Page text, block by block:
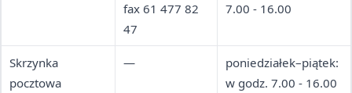
fax 61 477 82
47
7.00 - 16.00
Skrzynka
pocztowa
—
poniedziałek–piątek:
w godz. 7.00 - 16.00